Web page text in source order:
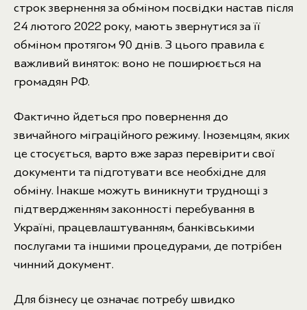
строк звернення за обміном посвідки настав після
24 лютого 2022 року, мають звернутися за її
обміном протягом 90 днів. З цього правила є
важливий виняток: воно не поширюється на
громадян РФ.
Фактично йдеться про повернення до
звичайного міграційного режиму. Іноземцям, яких
це стосується, варто вже зараз перевірити свої
документи та підготувати все необхідне для
обміну. Інакше можуть виникнути труднощі з
підтвердженням законності перебування в
Україні, працевлаштуванням, банківськими
послугами та іншими процедурами, де потрібен
чинний документ.
Для бізнесу це означає потребу швидко